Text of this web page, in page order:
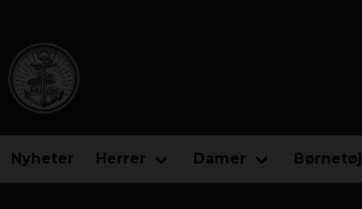
Nyheter Herrer Damer Børnetøj